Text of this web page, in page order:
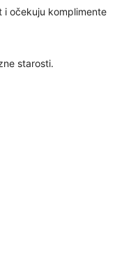
i očekuju komplimente
starosti.